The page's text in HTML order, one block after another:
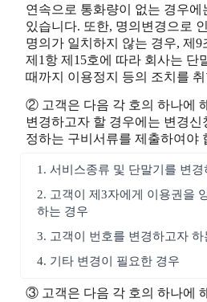
연속으로 통화량이 없는 경우
있습니다. 또한, 명의변경으로
명의가 일치하지 않는 경우, 제9
제1항 제15호에 따라 회사는 단
때까지 이용정지 등의 조치를
② 고객은 다음 각 호의 하나에
변경하고자 할 경우에는 변경신
정하는 구비서류를 제출하여야
1. 서비스종류 및 단말기를 변
2. 고객이 제3자에게 이용권을
하는 경우
3. 고객이 번호를 변경하고자 하
4. 기타 변경이 필요한 경우
③ 고객은 다음 각 호의 하나에